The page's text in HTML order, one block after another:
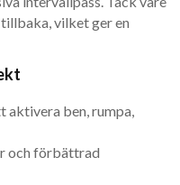
vilket ger en
aktivera ben, rumpa,
och förbättrad